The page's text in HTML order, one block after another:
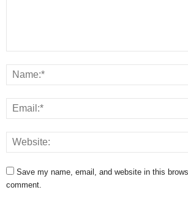
Save my name, email, and website in this
comment.